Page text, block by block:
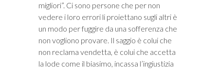
migliori”. Ci sono persone che per non
vedere i loro errori li proiettano sugli altri è
un modo per fuggire da una sofferenza che
non vogliono provare. Il saggio è colui che
non reclama vendetta, è colui che accetta
la lode come il biasimo, incassa l’ingiustizia